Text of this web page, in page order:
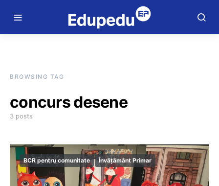
BROWSING TAG
concurs desene
3 posts
BCR pentru comunitate Învățământ Primar